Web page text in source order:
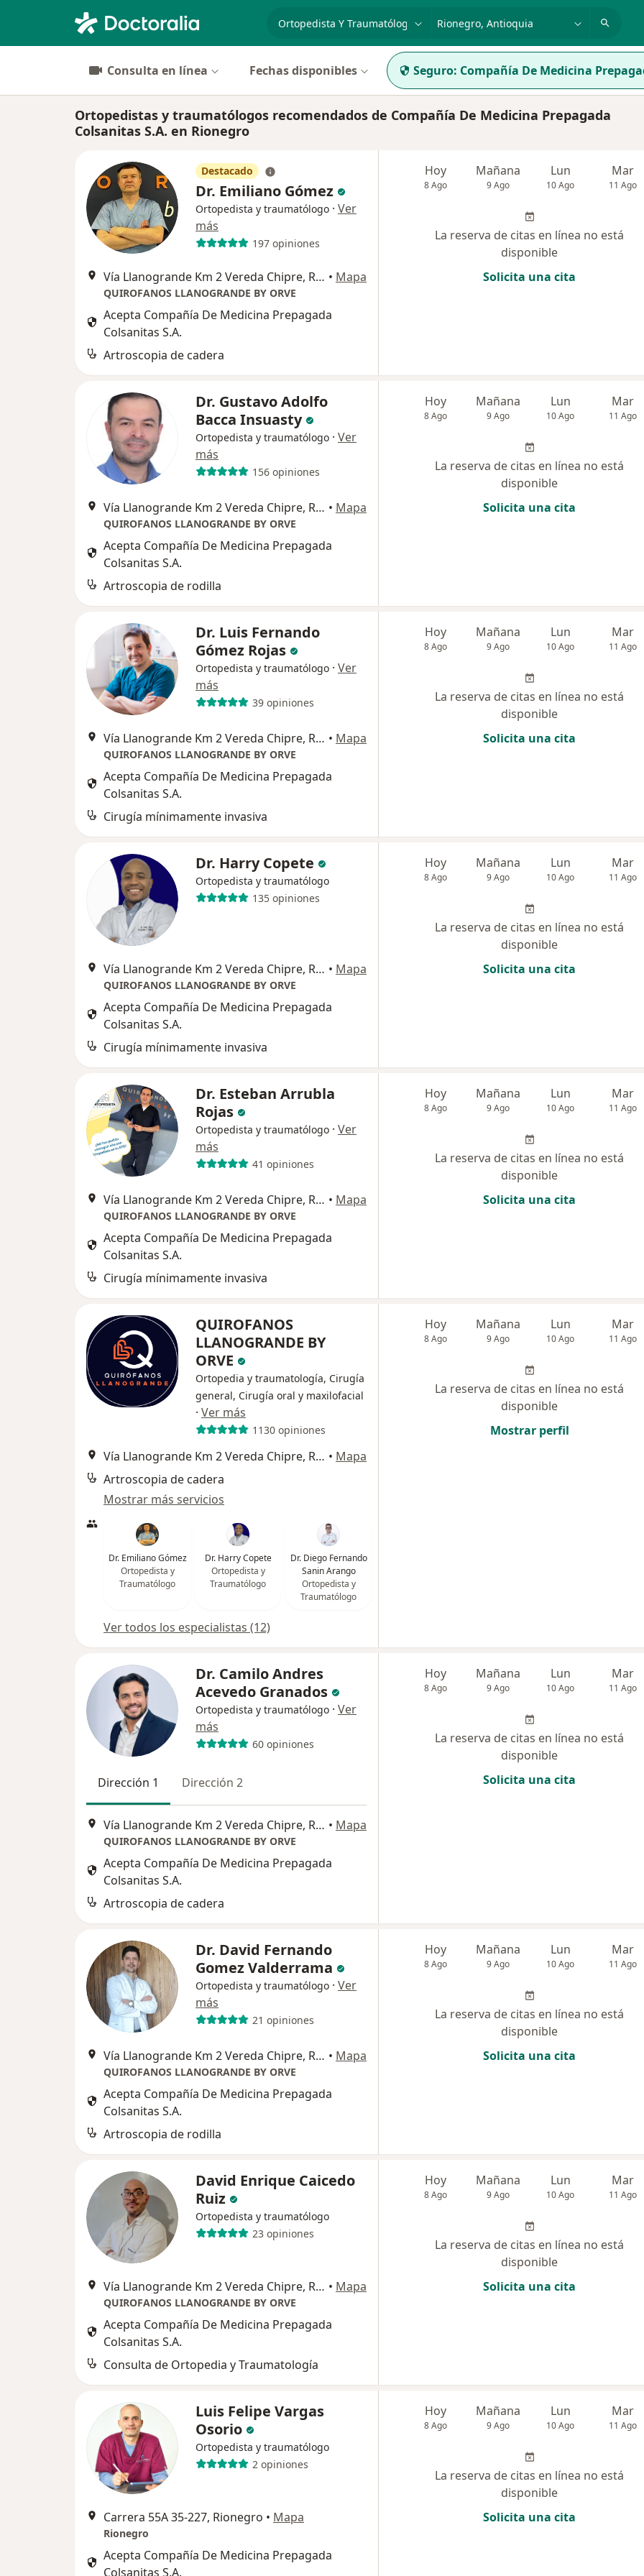
especialidad, enfermedad o nombre
Consulta en línea Fechas disponibles Seguro: Compañía De Medicina
Ortopedistas y traumatólogos recomendados de Compañía De Medicina Prepagada
Colsanitas S.A. en Rionegro
Destacado
Dr. Emiliano Gómez
Ortopedista y traumatólogo · Ver
más
197 opiniones
Vía Llanogrande Km 2 Vereda Chipre, Rionegro • Mapa
QUIROFANOS LLANOGRANDE BY ORVE
Acepta Compañía De Medicina Prepagada
Colsanitas S.A.
Artroscopia de cadera
Hoy
8 Ago
Mañana
9 Ago
Lun
10 Ago
Mar
11 Ago
La reserva de citas en línea no está
disponible
Solicita una cita
Dr. Gustavo Adolfo
Bacca Insuasty
Ortopedista y traumatólogo · Ver
más
156 opiniones
Vía Llanogrande Km 2 Vereda Chipre, Rionegro • Mapa
QUIROFANOS LLANOGRANDE BY ORVE
Acepta Compañía De Medicina Prepagada
Colsanitas S.A.
Artroscopia de rodilla
Hoy
8 Ago
Mañana
9 Ago
Lun
10 Ago
Mar
11 Ago
La reserva de citas en línea no está
disponible
Solicita una cita
Dr. Luis Fernando
Gómez Rojas
Ortopedista y traumatólogo · Ver
más
39 opiniones
Vía Llanogrande Km 2 Vereda Chipre, Rionegro • Mapa
QUIROFANOS LLANOGRANDE BY ORVE
Acepta Compañía De Medicina Prepagada
Colsanitas S.A.
Cirugía mínimamente invasiva
Hoy
8 Ago
Mañana
9 Ago
Lun
10 Ago
Mar
11 Ago
La reserva de citas en línea no está
disponible
Solicita una cita
Dr. Harry Copete
Ortopedista y traumatólogo
135 opiniones
Vía Llanogrande Km 2 Vereda Chipre, Rionegro • Mapa
QUIROFANOS LLANOGRANDE BY ORVE
Acepta Compañía De Medicina Prepagada
Colsanitas S.A.
Cirugía mínimamente invasiva
Hoy
8 Ago
Mañana
9 Ago
Lun
10 Ago
Mar
11 Ago
La reserva de citas en línea no está
disponible
Solicita una cita
Dr. Esteban Arrubla
Rojas
Ortopedista y traumatólogo · Ver
más
41 opiniones
Vía Llanogrande Km 2 Vereda Chipre, Rionegro • Mapa
QUIROFANOS LLANOGRANDE BY ORVE
Acepta Compañía De Medicina Prepagada
Colsanitas S.A.
Cirugía mínimamente invasiva
Hoy
8 Ago
Mañana
9 Ago
Lun
10 Ago
Mar
11 Ago
La reserva de citas en línea no está
disponible
Solicita una cita
QUIROFANOS
LLANOGRANDE BY
ORVE
Ortopedia y traumatología, Cirugía
general, Cirugía oral y maxilofacial
· Ver más
1130 opiniones
Vía Llanogrande Km 2 Vereda Chipre, Rionegro • Mapa
Artroscopia de cadera
Mostrar más servicios
Dr. Emiliano Gómez
Ortopedista y
Traumatólogo
Dr. Harry Copete
Ortopedista y
Traumatólogo
Dr. Diego Fernando
Sanin Arango
Ortopedista y
Traumatólogo
Ver todos los especialistas (12)
Hoy
8 Ago
Mañana
9 Ago
Lun
10 Ago
Mar
11 Ago
La reserva de citas en línea no está
disponible
Mostrar perfil
Dr. Camilo Andres
Acevedo Granados
Ortopedista y traumatólogo · Ver
más
60 opiniones
Dirección 1 Dirección 2
Vía Llanogrande Km 2 Vereda Chipre, Rionegro • Mapa
QUIROFANOS LLANOGRANDE BY ORVE
Acepta Compañía De Medicina Prepagada
Colsanitas S.A.
Artroscopia de cadera
Hoy
8 Ago
Mañana
9 Ago
Lun
10 Ago
Mar
11 Ago
La reserva de citas en línea no está
disponible
Solicita una cita
Dr. David Fernando
Gomez Valderrama
Ortopedista y traumatólogo · Ver
más
21 opiniones
Vía Llanogrande Km 2 Vereda Chipre, Rionegro • Mapa
QUIROFANOS LLANOGRANDE BY ORVE
Acepta Compañía De Medicina Prepagada
Colsanitas S.A.
Artroscopia de rodilla
Hoy
8 Ago
Mañana
9 Ago
Lun
10 Ago
Mar
11 Ago
La reserva de citas en línea no está
disponible
Solicita una cita
David Enrique Caicedo
Ruiz
Ortopedista y traumatólogo
23 opiniones
Vía Llanogrande Km 2 Vereda Chipre, Rionegro • Mapa
QUIROFANOS LLANOGRANDE BY ORVE
Acepta Compañía De Medicina Prepagada
Colsanitas S.A.
Consulta de Ortopedia y Traumatología
Hoy
8 Ago
Mañana
9 Ago
Lun
10 Ago
Mar
11 Ago
La reserva de citas en línea no está
disponible
Solicita una cita
Luis Felipe Vargas
Osorio
Ortopedista y traumatólogo
2 opiniones
Carrera 55A 35-227, Rionegro • Mapa
Rionegro
Acepta Compañía De Medicina Prepagada
Colsanitas S.A.
Hoy
8 Ago
Mañana
9 Ago
Lun
10 Ago
Mar
11 Ago
La reserva de citas en línea no está
disponible
Solicita una cita